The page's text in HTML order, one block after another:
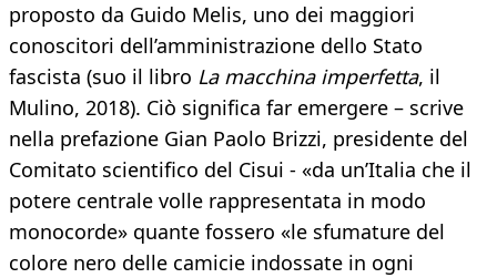
proposto da Guido Melis, uno dei maggiori
conoscitori dell’amministrazione dello Stato
fascista (suo il libro La macchina imperfetta, il
Mulino, 2018). Ciò significa far emergere – scrive
nella prefazione Gian Paolo Brizzi, presidente del
Comitato scientifico del Cisui - «da un’Italia che il
potere centrale volle rappresentata in modo
monocorde» quante fossero «le sfumature del
colore nero delle camicie indossate in ogni